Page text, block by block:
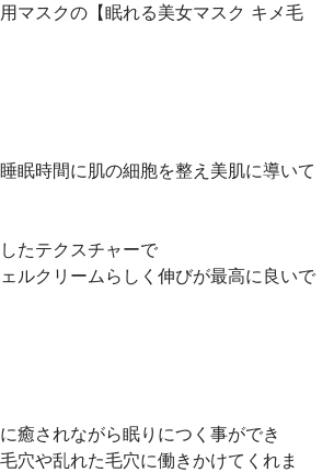
マスクの【眠れる美女マスク キメ毛
眠時間に肌の細胞を整え美肌に導いて
たテクスチャーで
ルクリームらしく伸びが最高に良いで
癒されながら眠りにつく事ができ
穴や乱れた毛穴に働きかけてくれま